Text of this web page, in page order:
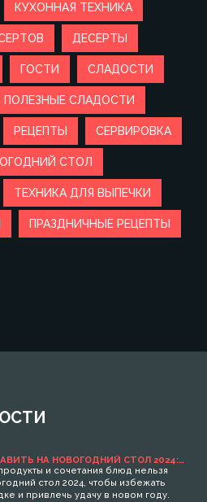
КУХОННАЯ ТЕХНИКА
ДЕСЕРТЫ
ГОСТИ СЛАДОСТИ
ПОЛЕЗНЫЕ СЛАДОСТИ
РЕЦЕПТЫ СЕРВИРОВКА
СТОЛ
ТЕХНИКА ДЛЯ ВЫПЕЧКИ
ПРАЗДНИЧНЫЕ РЕЦЕПТЫ
НА НОВОГОДНИЙ СТОЛ 2024:
И ПРИМЕТЫ
и сочетания блюд нельзя
стол 2024, чтобы избежать
и привлечь удачу в новом году.